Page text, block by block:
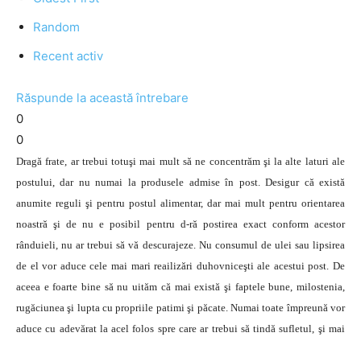
Random
Recent activ
Răspunde la această întrebare
0
0
Dragă frate, ar trebui totuşi mai mult să ne concentrăm şi la alte laturi ale
postului, dar nu numai la produsele admise în post. Desigur că există
anumite reguli şi pentru postul alimentar, dar mai mult pentru orientarea
noastră şi de nu e posibil pentru d-ră postirea exact conform acestor
rânduieli, nu ar trebui să vă descurajeze. Nu consumul de ulei sau lipsirea
de el vor aduce cele mai mari reailizări duhovniceşti ale acestui post. De
aceea e foarte bine să nu uităm că mai există şi faptele bune, milostenia,
rugăciunea şi lupta cu propriile patimi şi păcate. Numai toate împreună vor
aduce cu adevărat la acel folos spre care ar trebui să tindă sufletul, şi mai